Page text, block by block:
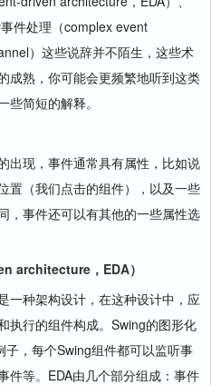
件处理（complex event
）这些说辞并不陌生，这些术
成熟，你可能会更频繁地听到这类
简短的解释。
现，事件通常具有属性，比如说
置（我们点击的组件），以及一些
，事件还可以有其他的一些属性选
architecture，EDA）
种架构设计，在这种设计中，应
执行的组件构成。Swing的图形化
子，每个Swing组件都可以监听事
件等。EDA由几个部分组成：事件